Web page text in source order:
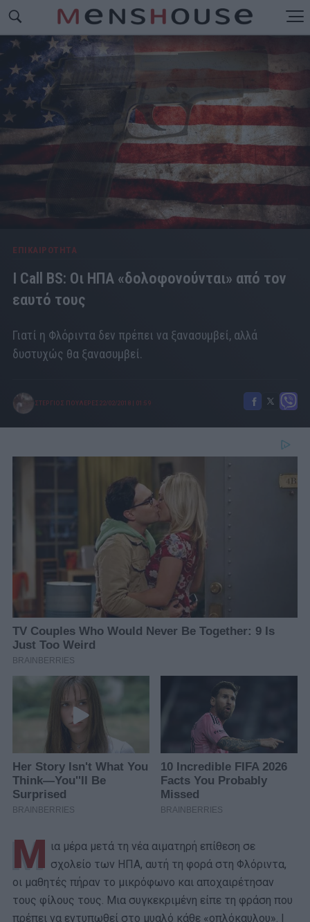
ΕΠΙΚΑΙΡΟΤΗΤΑ
I Call BS: Οι ΗΠΑ «δολοφονούνται» από τον
εαυτό τους
Γιατί η Φλόριντα δεν πρέπει να ξανασυμβεί, αλλά
δυστυχώς θα ξανασυμβεί.
ΣΤΕΡΓΙΟΣ ΠΟΥΛΕΡΕΣ 22/02/2018 01:59
Μ ια μέρα μετά τη νέα αιματηρή επίθεση σε
σχολείο των ΗΠΑ, αυτή τη φορά στη Φλόριντα,
οι μαθητές πήραν το μικρόφωνο και αποχαιρέτησαν
τους φίλους τους. Μια συγκεκριμένη είπε τη φράση που
πρέπει να εντυπωθεί στο μυαλό κάθε «οπλόκαυλου». I